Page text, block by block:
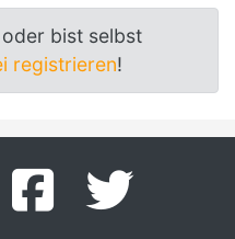
bist selbst
registrieren!